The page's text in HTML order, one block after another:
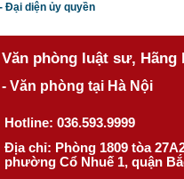
Đại diện ủy quyền
Văn phòng luật sư, Hãng
- Văn phòng tại Hà Nội
Hotline: 036.593.9999
Địa chỉ: Phòng 1809 tòa
phường Cổ Nhuế 1, quận